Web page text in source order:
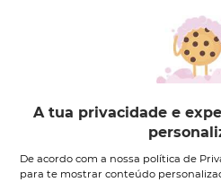
DESCOBRE OS
A tua privacidade e
De acordo com a nossa política de
para te mostrar conteúdo